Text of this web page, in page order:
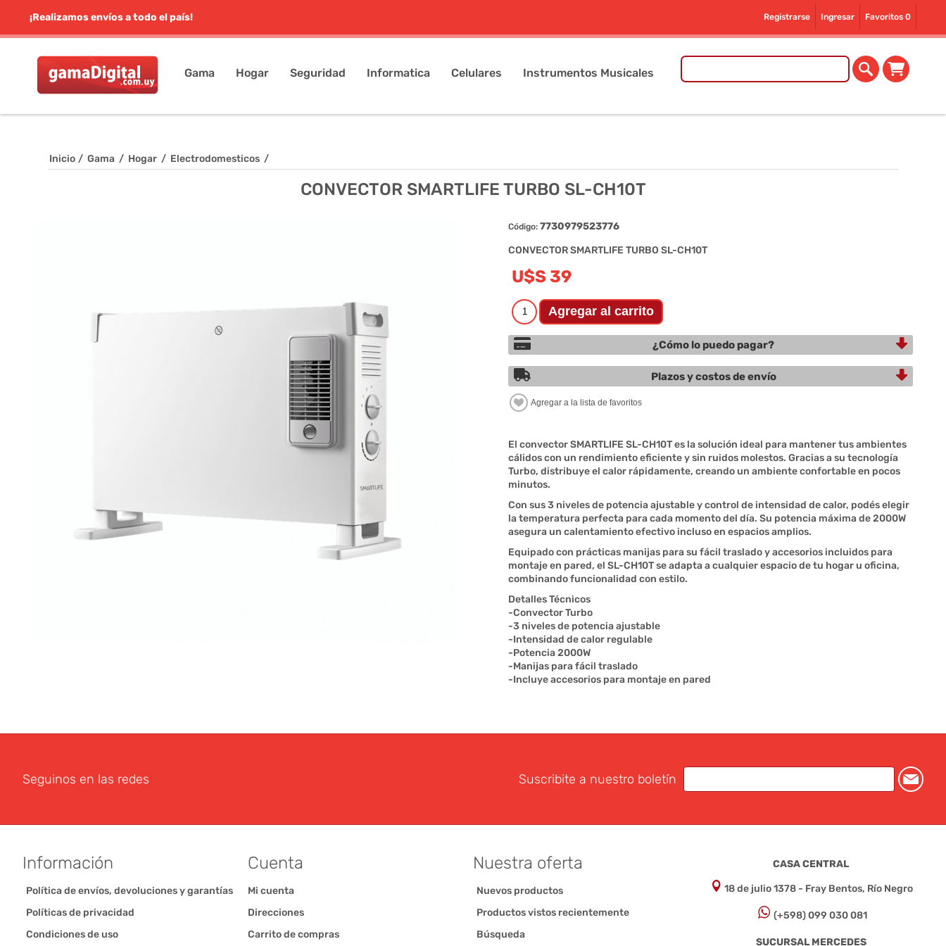
Registrarse Ingresar Favoritos 0
¡Realizamos envíos a todo el país!
Gama Hogar Seguridad Informatica Celulares Instrumentos Musicales
Inicio / Gama / Hogar / Electrodomesticos /
CONVECTOR SMARTLIFE TURBO SL-CH10T
Código: 7730979523776
CONVECTOR SMARTLIFE TURBO SL-CH10T
U$S 39
¿Cómo lo puedo pagar?
Plazos y costos de envío
El convector SMARTLIFE SL-CH10T es la solución ideal para mantener tus ambientes
cálidos con un rendimiento eficiente y sin ruidos molestos. Gracias a su tecnología
Turbo, distribuye el calor rápidamente, creando un ambiente confortable en pocos
minutos.
Con sus 3 niveles de potencia ajustable y control de intensidad de calor, podés elegir
la temperatura perfecta para cada momento del día. Su potencia máxima de 2000W
asegura un calentamiento efectivo incluso en espacios amplios.
Equipado con prácticas manijas para su fácil traslado y accesorios incluidos para
montaje en pared, el SL-CH10T se adapta a cualquier espacio de tu hogar u oficina,
combinando funcionalidad con estilo.
Detalles Técnicos
-Convector Turbo
-3 niveles de potencia ajustable
-Intensidad de calor regulable
-Potencia 2000W
-Manijas para fácil traslado
-Incluye accesorios para montaje en pared
Seguinos en las redes Suscribite a nuestro boletín
Información
Política de envíos, devoluciones y garantías
Políticas de privacidad
Condiciones de uso
Cuenta
Mi cuenta
Direcciones
Carrito de compras
Nuestra oferta
Nuevos productos
Productos vistos recientemente
Búsqueda
CASA CENTRAL
18 de julio 1378 - Fray Bentos, Río Negro
(+598) 099 030 081
SUCURSAL MERCEDES